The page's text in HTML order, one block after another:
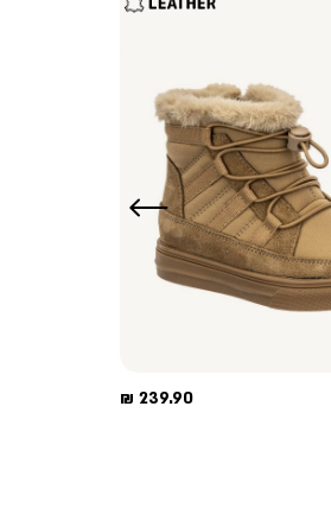
מחיר
239.90 ₪
שמאלה